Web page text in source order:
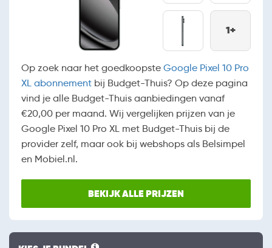
1+
Op zoek naar het goedkoopste Google Pixel 10 Pro
XL abonnement bij Budget-Thuis? Op deze pagina
vind je alle Budget-Thuis aanbiedingen vanaf
€20,00 per maand. Wij vergelijken prijzen van je
Google Pixel 10 Pro XL met Budget-Thuis bij de
provider zelf, maar ook bij webshops als Belsimpel
en Mobiel.nl.
BEKIJK ALLE PRIJZEN